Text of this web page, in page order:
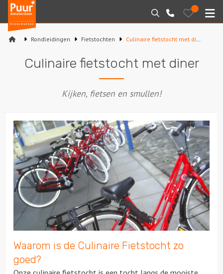
Puur*
Amsterdam
bedrijfsuitjes
Zoeken
020-
6260016
Bewaarde
uitjes
Varen
Sport en spel
Workshops
Rondleidingen
Locaties
Feesten
Over ons
Rondleidingen Fietstochten Culinaire fietstocht met diner
Culinaire fietstocht met diner
Kijken, fietsen en smullen!
Waarom is de Culinaire Fietstocht zo
goed?